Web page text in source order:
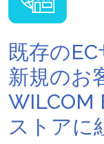
既存の
新規のお
WILCOM
ストアに